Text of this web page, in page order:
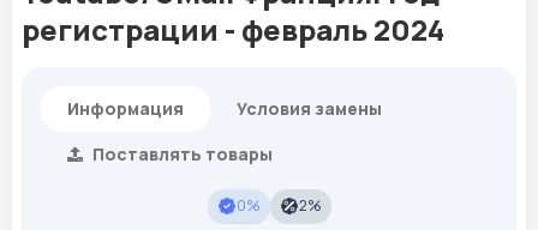
регистрации - февраль 2024
Информация
Условия замены
Поставлять товары
0% 2%